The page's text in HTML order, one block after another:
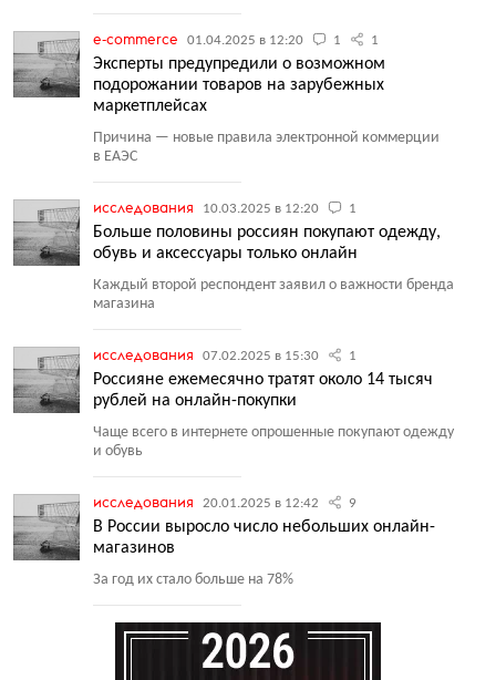
e-commerce 01.04.2025 в 12:20 1 1
Эксперты предупредили о возможном
подорожании товаров на зарубежных
маркетплейсах
Причина — новые правила электронной коммерции
в ЕАЭС
исследования 10.03.2025 в 12:20 1
Больше половины россиян покупают одежду,
обувь и аксессуары только онлайн
Каждый второй респондент заявил о важности бренда
магазина
исследования 07.02.2025 в 15:30 1
Россияне ежемесячно тратят около 14 тысяч
рублей на онлайн-покупки
Чаще всего в интернете опрошенные покупают одежду
и обувь
исследования 20.01.2025 в 12:42 9
В России выросло число небольших онлайн-
магазинов
За год их стало больше на 78%